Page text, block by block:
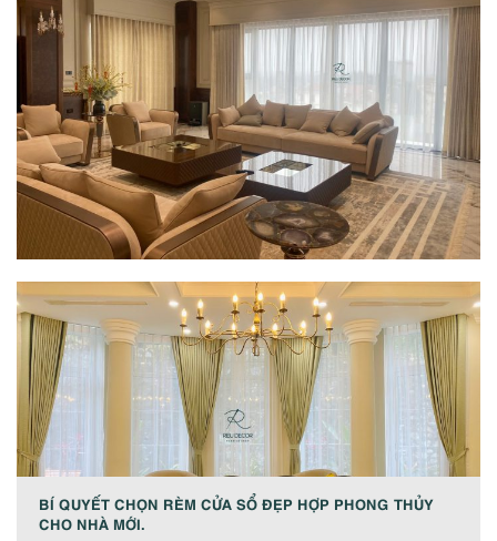
BÍ QUYẾT CHỌN RÈM CỬA SỔ ĐẸP HỢP PHONG THỦY
CHO NHÀ MỚI.